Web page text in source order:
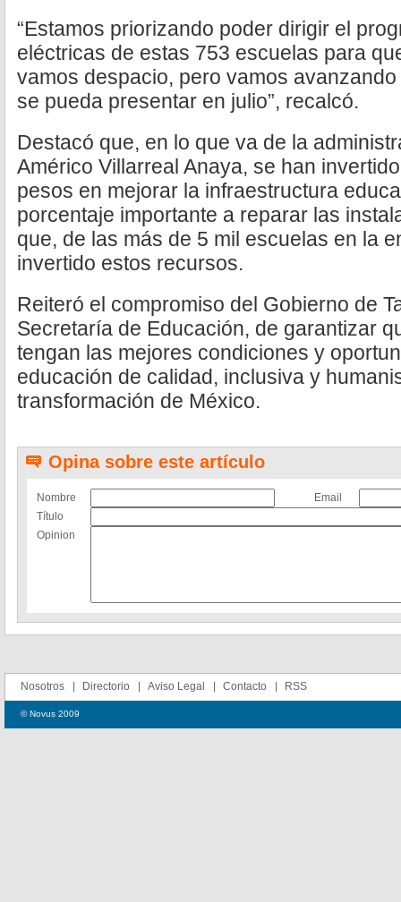
“Estamos priorizando poder dirigir el
eléctricas de estas 753 escuelas para
vamos despacio, pero vamos
se pueda presentar en julio”, recalcó.
Destacó que, en lo que va de la
Américo Villarreal Anaya, se han
pesos en mejorar la infraestructura
porcentaje importante a reparar las
que, de las más de 5 mil escuelas en la
invertido estos recursos.
Reiteró el compromiso del Gobierno de
Secretaría de Educación, de garantizar
tengan las mejores condiciones y
educación de calidad, inclusiva y
transformación de México.
Opina sobre este artículo
Nombre
Email
Título
Opinion
Nosotros Directorio Aviso Legal Contacto RSS
© Novus 2009